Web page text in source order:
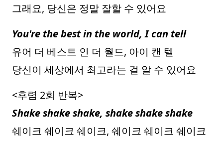
그래요, 당신은 정말 잘할 수 있어요
You're the best in the world, I can tell
유어 더 베스트 인 더 월드, 아이 캔 텔
당신이 세상에서 최고라는 걸 알 수 있어요
<후렴 2회 반복>
Shake shake shake, shake shake shake
쉐이크 쉐이크 쉐이크, 쉐이크 쉐이크 쉐이크